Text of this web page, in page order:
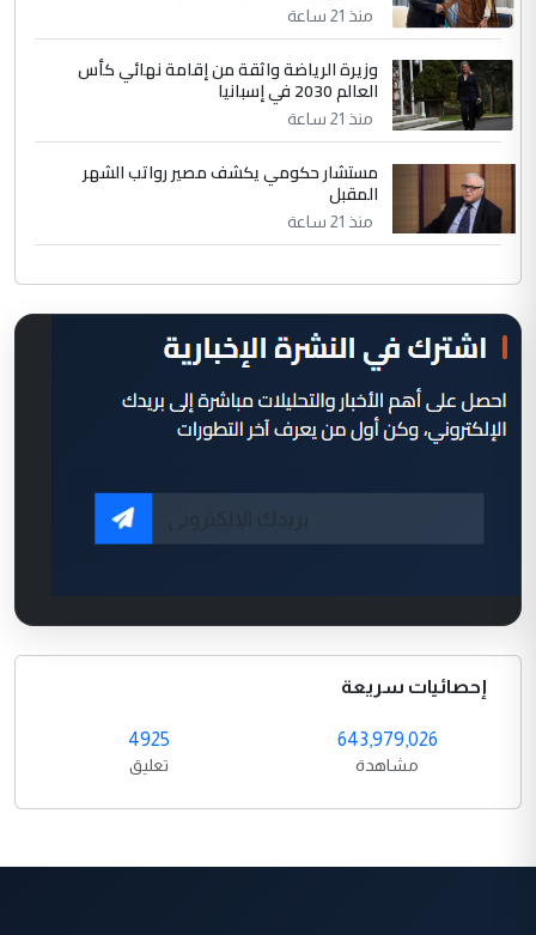
منذ 21 ساعة
وزيرة الرياضة واثقة من إقامة نهائي كأس
العالم 2030 في إسبانيا
منذ 21 ساعة
مستشار حكومي يكشف مصير رواتب الشهر
المقبل
منذ 21 ساعة
إحصائيات سريعة
643,979,026
مشاهدة
4925
تعليق